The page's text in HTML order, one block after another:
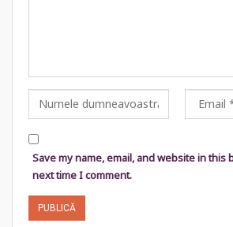
Save my name, email, and website in this
next time I comment.